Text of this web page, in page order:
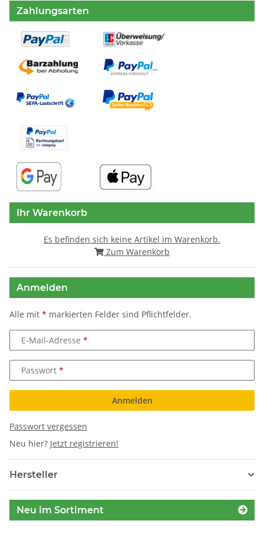
Zahlungsarten
Ihr Warenkorb
Es befinden sich keine Artikel im Warenkorb.
Zum Warenkorb
Anmelden
Alle mit * markierten Felder sind Pflichtfelder.
E-Mail-Adresse
Passwort
Anmelden
Passwort vergessen
Neu hier? Jetzt registrieren!
Hersteller
Neu im Sortiment